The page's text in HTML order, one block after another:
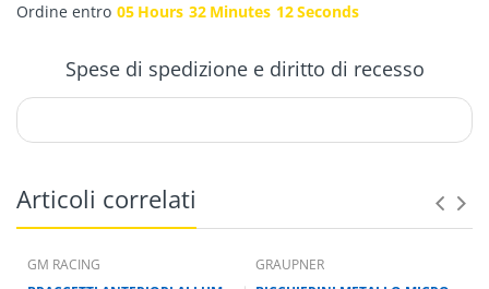
Ordine entro 05 Hours 32 Minutes 11Seconds
Spese di spedizione e diritto di recesso
Articoli correlati
GM RACING
GRAUPNER